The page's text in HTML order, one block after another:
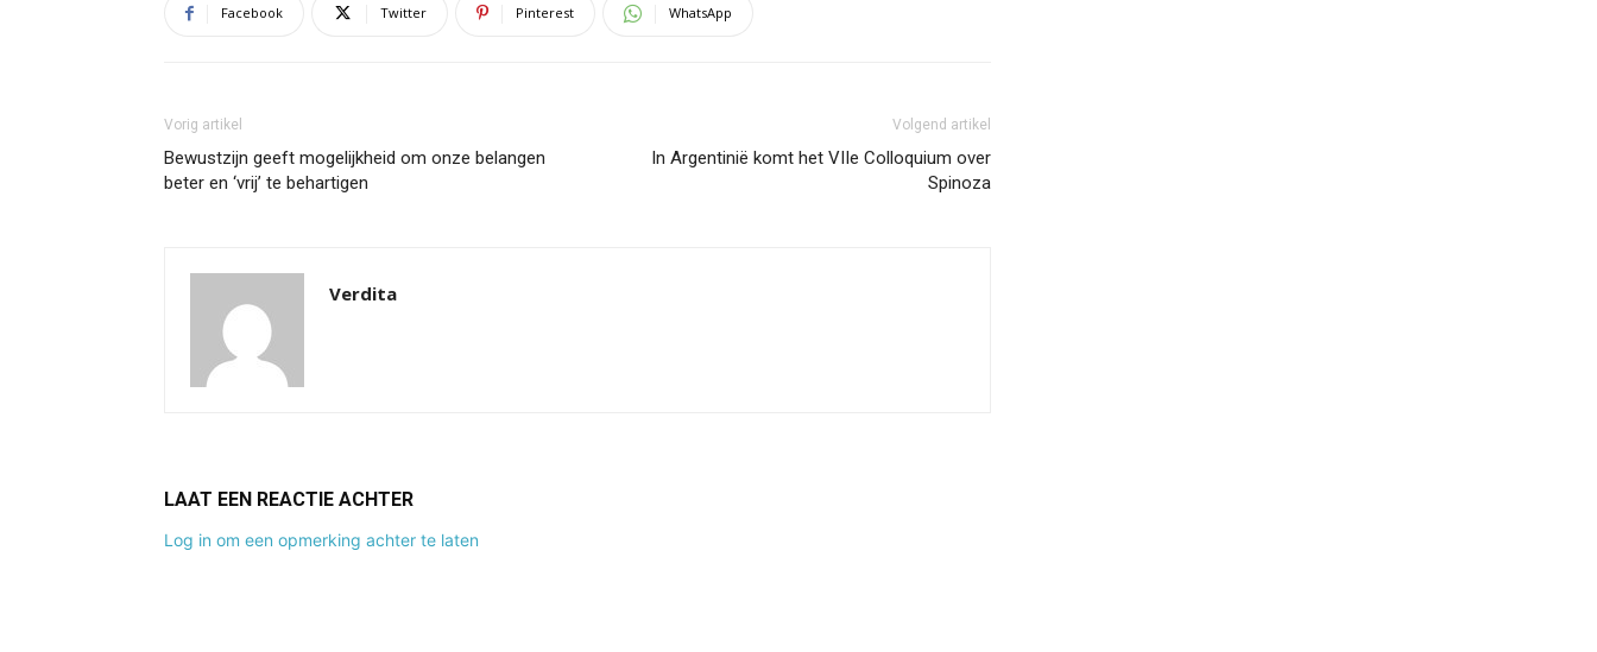
Facebook Twitter Pinterest WhatsApp
Vorig artikel
Bewustzijn geeft mogelijkheid om onze belangen
beter en ‘vrij’ te behartigen
Volgend artikel
In Argentinië komt het VIIe Colloquium over
Spinoza
Verdita
LAAT EEN REACTIE ACHTER
Log in om een opmerking achter te laten